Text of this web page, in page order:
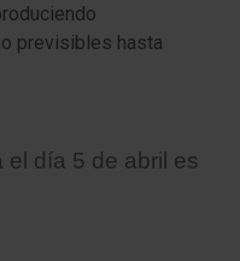
previsibles hasta
el día 5 de abril es